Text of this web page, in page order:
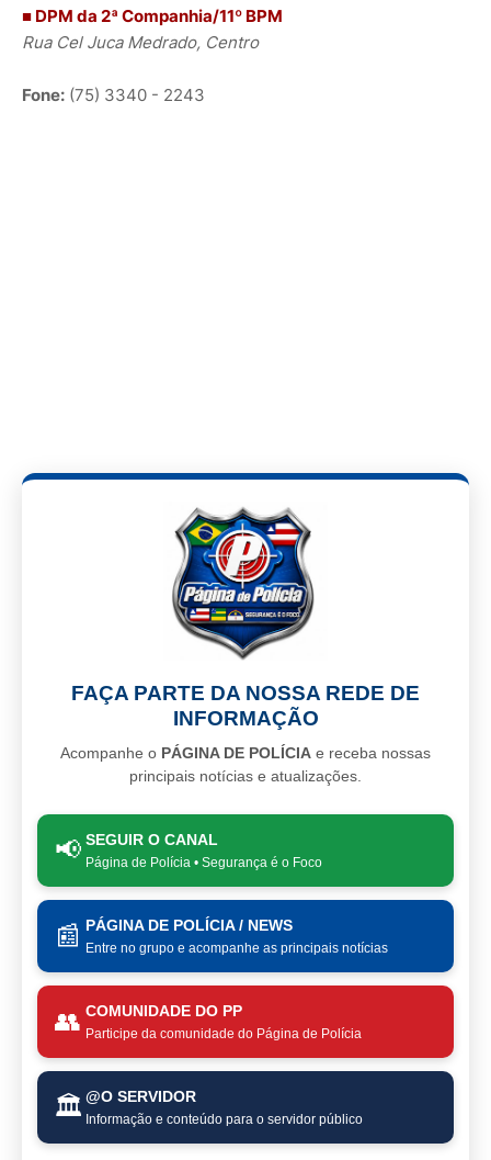
■ DPM da 2ª Companhia/11º BPM
Rua Cel Juca Medrado, Centro
Fone: (75) 3340 - 2243
FAÇA PARTE DA NOSSA REDE DE
INFORMAÇÃO
Acompanhe o PÁGINA DE POLÍCIA e receba nossas
principais notícias e atualizações.
📢 SEGUIR O CANAL
Página de Polícia • Segurança é o Foco
📰 PÁGINA DE POLÍCIA / NEWS
Entre no grupo e acompanhe as principais notícias
👥 COMUNIDADE DO PP
Participe da comunidade do Página de Polícia
🏛️ @O SERVIDOR
Informação e conteúdo para o servidor público